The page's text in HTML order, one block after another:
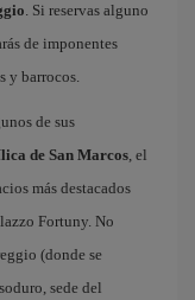
. Si reservas alguno
de imponentes
y barrocos.
de sus
de San Marcos, el
más destacados
Fortuny. No
(donde se
sede del